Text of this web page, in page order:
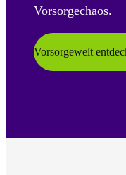
Vorsorgechaos.
Vorsorgewelt